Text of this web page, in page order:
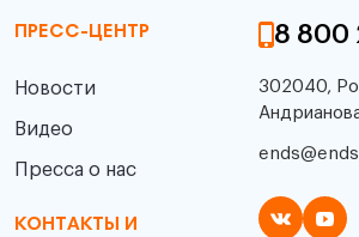
ПРЕСС-ЦЕНТР
Новости
Видео
Пресса о нас
КОНТАКТЫ И
8 800
302040,